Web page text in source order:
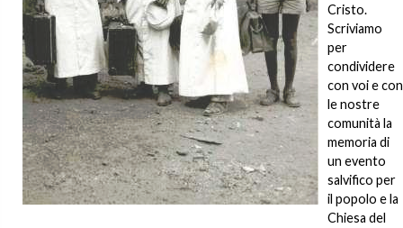
Cristo.
Scriviamo
per
condividere
con voi e con
le nostre
comunità la
memoria di
un evento
salvifico per
il popolo e la
Chiesa del